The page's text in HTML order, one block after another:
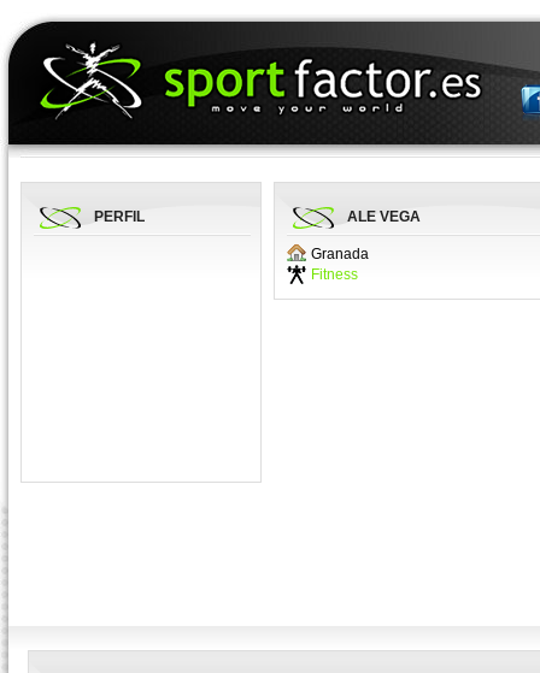
PERFIL ALE VEGA
Granada
Fitness